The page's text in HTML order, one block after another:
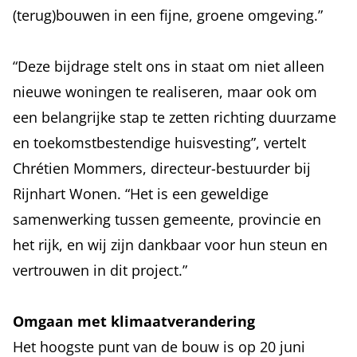
(terug)bouwen in een fijne, groene omgeving.”
“Deze bijdrage stelt ons in staat om niet alleen
nieuwe woningen te realiseren, maar ook om
een belangrijke stap te zetten richting duurzame
en toekomstbestendige huisvesting”, vertelt
Chrétien Mommers, directeur-bestuurder bij
Rijnhart Wonen. “Het is een geweldige
samenwerking tussen gemeente, provincie en
het rijk, en wij zijn dankbaar voor hun steun en
vertrouwen in dit project.”
Omgaan met klimaatverandering
Het hoogste punt van de bouw is op 20 juni